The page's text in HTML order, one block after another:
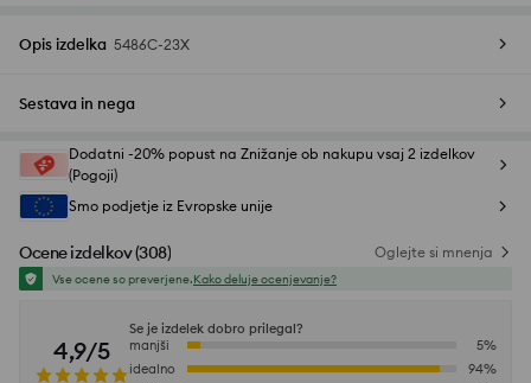
Opis izdelka 5486C-23X
Sestava in nega
Dodatni -20% popust na Znižanje ob nakupu vsaj 2 izdelkov
(Pogoji)
Smo podjetje iz Evropske unije
Ocene izdelkov(308) Oglejte si mnenja
Vse ocene so preverjene.Kako deluje ocenjevanje?
4,9/5
Se je izdelek dobro prilegal?
manjši
5%
idealno
94%